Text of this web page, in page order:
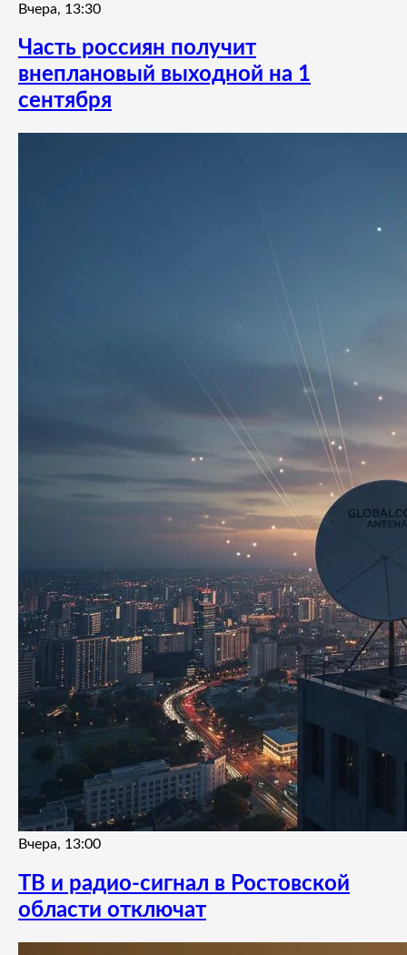
Вчера, 13:30
Часть россиян получит
внеплановый выходной на 1
сентября
Вчера, 13:00
ТВ и радио-сигнал в Ростовской
области отключат